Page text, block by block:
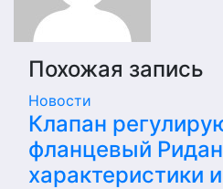
Похожая запись
Новости
Клапан
фланцевый
характеристики